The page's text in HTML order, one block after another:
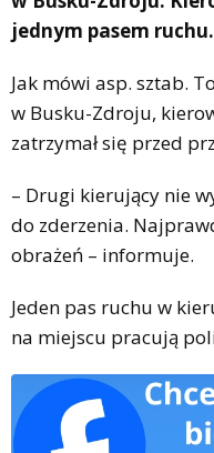
jednym pasem ruchu.
Jak mówi asp. sztab.
w Busku-Zdroju,
zatrzymał się przed
– Drugi kierujący nie
do zderzenia.
obrażeń – informuje.
Jeden pas ruchu w
na miejscu pracują